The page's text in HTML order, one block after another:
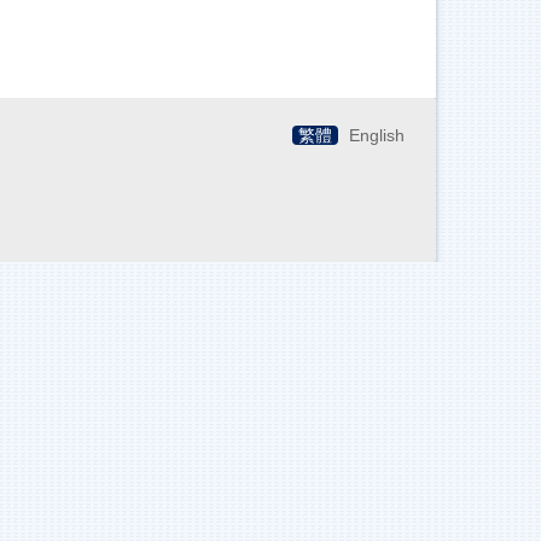
繁體 English